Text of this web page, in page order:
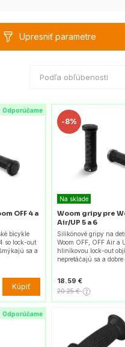
Upresniť parametre
Podľa obľúbenosti
Odporúčame
OFF 4 a
bicykle
so lock-out
sa a
Kúpiť
-8%
Na sklade
Woom gripy pre
Air/UP 5 a 6
Silikónové gripy na
Woom OFF, OFF Air a
hliníkovou lock-out
nepretáčajú sa a
18.59 €
20.25 €
Odporúčame